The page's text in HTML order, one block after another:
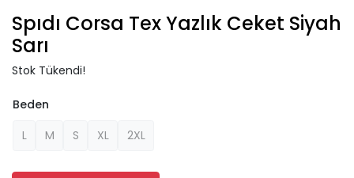
Spıdı Corsa Tex Yazlık Ceket Siyah
Sarı
Stok Tükendi!
Beden
L
M S XL 2XL